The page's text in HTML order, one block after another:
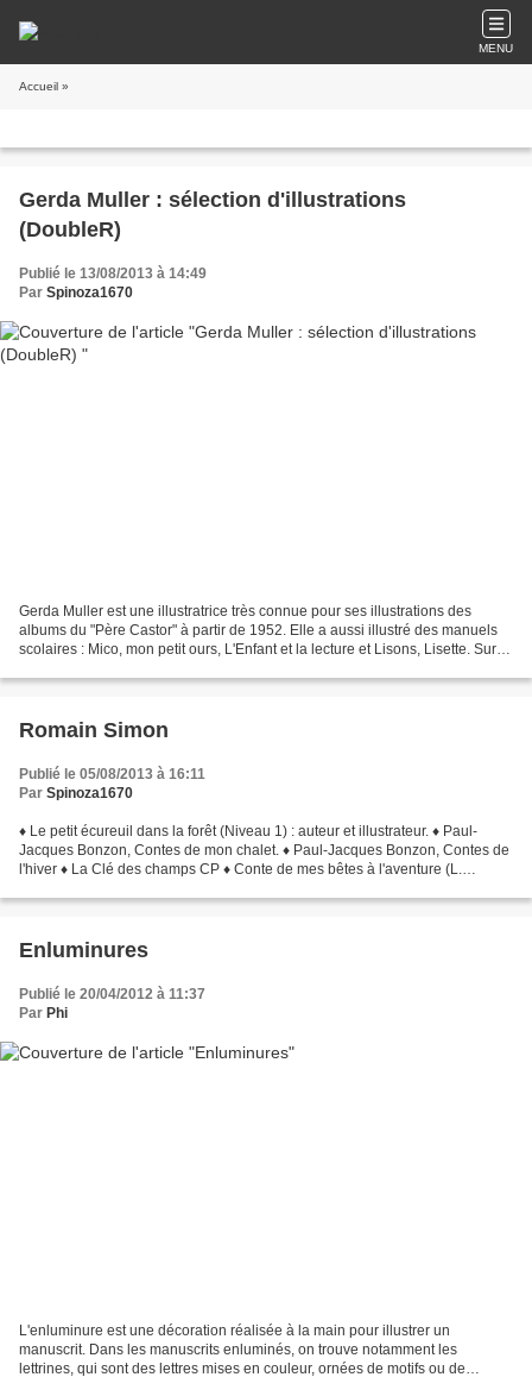
MENU
Accueil »
Gerda Muller : sélection d'illustrations
(DoubleR)
Publié le 13/08/2013 à 14:49
Par Spinoza1670
Gerda Muller est une illustratrice très connue pour ses illustrations des
albums du "Père Castor" à partir de 1952. Elle a aussi illustré des manuels
scolaires : Mico, mon petit ours, L'Enfant et la lecture et Lisons, Lisette. Sur le
Romain Simon
Publié le 05/08/2013 à 16:11
Par Spinoza1670
♦ Le petit écureuil dans la forêt (Niveau 1) : auteur et illustrateur. ♦ Paul-
Jacques Bonzon, Contes de mon chalet. ♦ Paul-Jacques Bonzon, Contes de
l'hiver ♦ La Clé des champs CP ♦ Conte de mes bêtes à l'aventure (L.
Enluminures
Publié le 20/04/2012 à 11:37
Par Phi
L'enluminure est une décoration réalisée à la main pour illustrer un
manuscrit. Dans les manuscrits enluminés, on trouve notamment les
lettrines, qui sont des lettres mises en couleur, ornées de motifs ou de